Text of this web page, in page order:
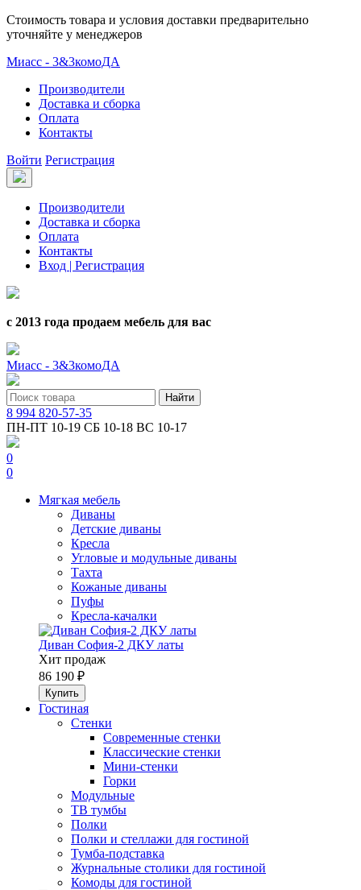
Стоимость товара и условия доставки предварительно
уточняйте у менеджеров
Миасс - 3&3комоДА
Производители
Доставка и сборка
Оплата
Контакты
Войти Регистрация
Производители
Доставка и сборка
Оплата
Контакты
Вход | Регистрация
с 2013 года продаем мебель для вас
Миасс - 3&3комоДА
8 994 820-57-35
ПН-ПТ 10-19 СБ 10-18 ВС 10-17
0
0
Мягкая мебель
Диваны
Детские диваны
Кресла
Угловые и модульные диваны
Тахта
Кожаные диваны
Пуфы
Кресла-качалки
Диван София-2 ДКУ латы
Хит продаж
86 190 ₽
Гостиная
Стенки
Современные стенки
Классические стенки
Мини-стенки
Горки
Модульные
ТВ тумбы
Полки
Полки и стеллажи для гостиной
Тумба-подставка
Журнальные столики для гостиной
Комоды для гостиной